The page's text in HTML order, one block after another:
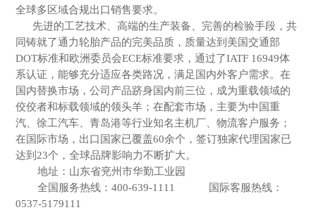
全球多区域合规出口销售要求。
先进的工艺技术、高端的生产装备、完善的检验手段，共
同铸就了通力轮胎产品的完美品质，质量达到美国交通部
DOT标准和欧洲委员会ECE标准要求，通过了IATF 16949体
系认证，能够充分适应各类路况，满足国内外客户需求。在
国内替换市场，公司产品跻身国内前三位，成为重载领域的
佼佼者和标载领域的领头羊；在配套市场，主要为中国重
汽、徐工汽车、青岛港等行业知名主机厂、物流客户服务；
在国际市场，出口国家已覆盖60余个，签订独家代理国家已
达到23个，全球品牌影响力不断扩大。
地址：山东省兖州市华勤工业园
全国服务热线：400-639-1111 国际客服热线：
0537-5179111